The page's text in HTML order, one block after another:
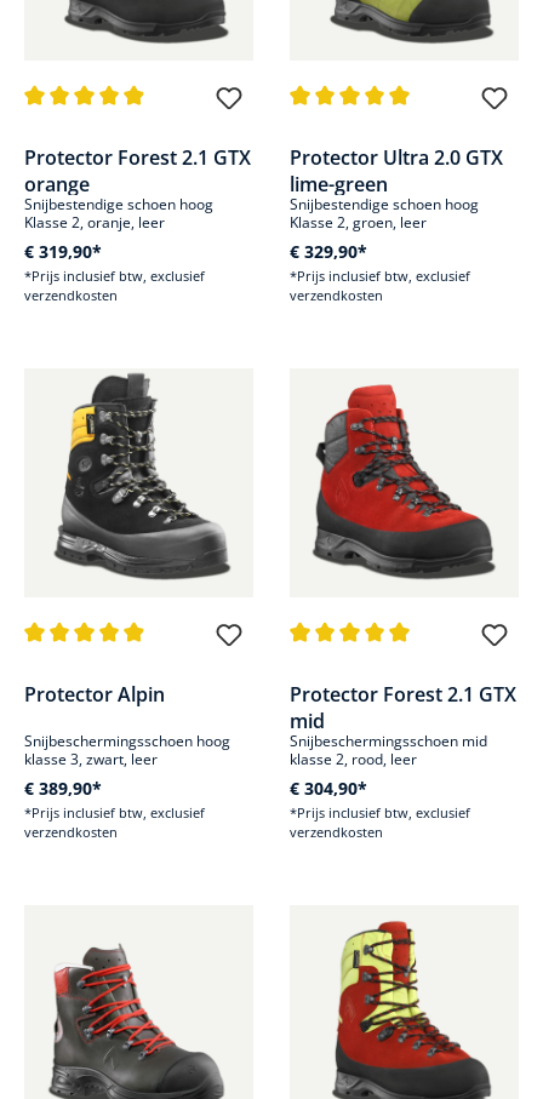
Protector Forest 2.1 GTX
orange
Snijbestendige schoen hoog
Klasse 2, oranje, leer
€ 319,90*
*Prijs inclusief btw, exclusief
verzendkosten
Protector Ultra 2.0 GTX
lime-green
Snijbestendige schoen hoog
Klasse 2, groen, leer
€ 329,90*
*Prijs inclusief btw, exclusief
verzendkosten
Protector Alpin
Snijbeschermingsschoen hoog
klasse 3, zwart, leer
€ 389,90*
*Prijs inclusief btw, exclusief
verzendkosten
Protector Forest 2.1 GTX
mid
Snijbeschermingsschoen mid
klasse 2, rood, leer
€ 304,90*
*Prijs inclusief btw, exclusief
verzendkosten